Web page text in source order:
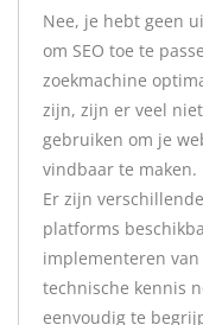
Nee, je hebt geen
om SEO toe te
zoekmachine
zijn, zijn er veel
gebruiken om je
vindbaar te maken.
Er zijn
platforms
implementeren van
technische kennis
eenvoudig te